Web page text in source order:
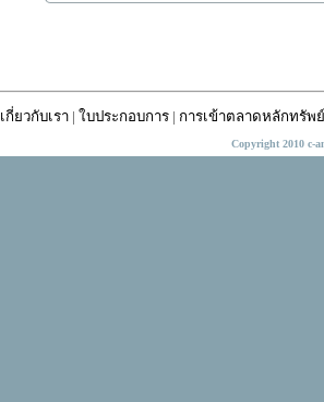
เกี่ยวกับเรา |ใบประกอบการ | การเข้าตลาดหลักทรัพ
Copyright 2010 c-